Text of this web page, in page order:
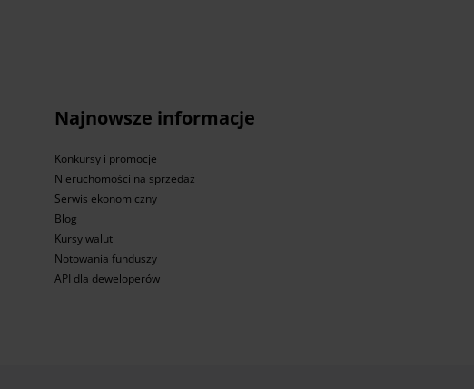
Najnowsze informacje
Konkursy i promocje
Nieruchomości na sprzedaż
Serwis ekonomiczny
Blog
Kursy walut
Notowania funduszy
API dla deweloperów